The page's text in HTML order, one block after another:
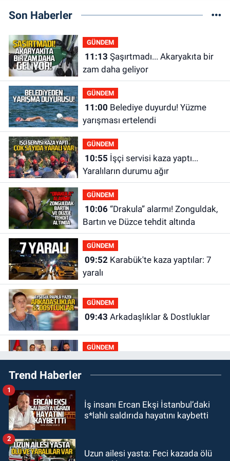
Son Haberler
GÜNDEM
11:13
zam daha geliyor
GÜNDEM
11:00
yarışması ertelendi
GÜNDEM
10:55
Yaralıların durumu ağır
GÜNDEM
10:06“Drakula” alarmı! Zonguldak,
Bartın ve Düzce tehdit altında
GÜNDEM
09:52Karabük'te kaza yaptılar: 7
yaralı
GÜNDEM
09:43 Arkadaşlıklar & Dostluklar
GÜNDEM
00:40Merve Kır Müftüoğlu
Anadolu’yu karış karış geziyor, yeni
00:10
Trend Haberler
İş insanı Ercan Ekşi İstanbul’daki
s*lahlı saldırıda hayatını kaybetti
1
Uzun ailesi yasta: Feci kazada ölü
2